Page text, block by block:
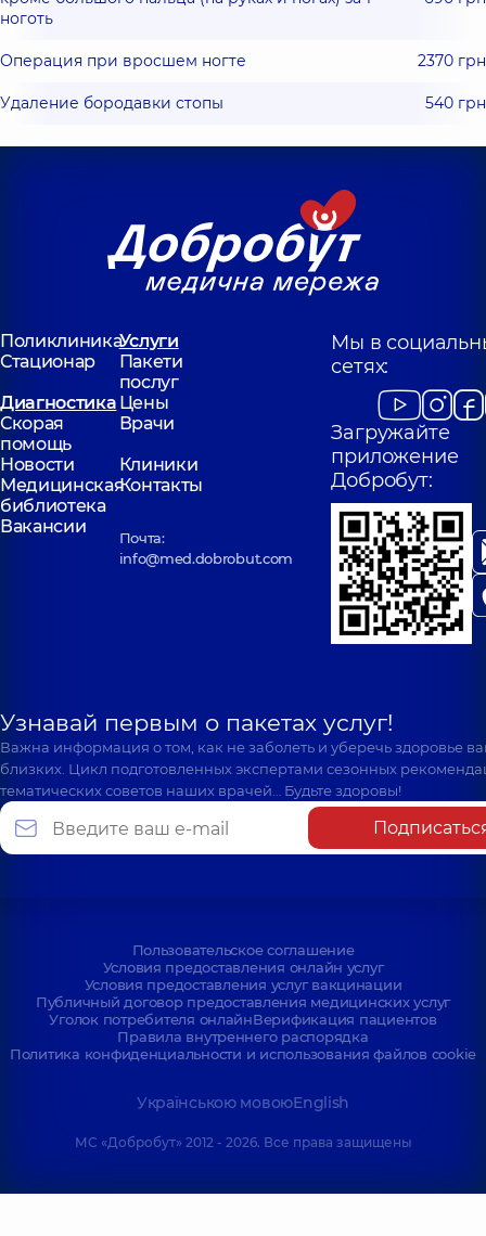
ноготь
Операция при вросшем ногте 2370 грн
Удаление бородавки стопы 540 грн
ПоликлиникаУслуги
Стационар
Пакети
послуг
Диагностика Цены
Скорая
помощь
Врачи
Новости
Клиники
Медицинская
библиотека
Контакты
Вакансии
Почта:
info@med.dobrobut.com
Мы в
сетях:
Загружайте
приложение
Добробут:
Узнавай первым о пакетах услуг!
Важна информация о том, как не заболеть и уберечь здоровье
близких. Цикл подготовленных экспертами сезонных
тематических советов наших врачей… Будьте здоровы!
Пользовательское соглашение
Условия предоставления онлайн услуг
Условия предоставления услуг вакцинации
Публичный договор предоставления медицинских услуг
Уголок потребителя онлайнВерификация пациентов
Правила внутреннего распорядка
Политика конфиденциальности и использования файлов cookie
Українською мовоюEnglish
МС «Добробут» 2012 - 2026. Все права защищены